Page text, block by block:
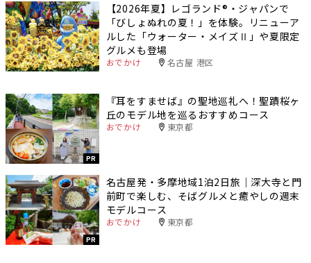
【2026年夏】レゴランド®・ジャパンで
「びしょぬれの夏！」を体験。リニューア
ルした「ウォーター・メイズⅡ」や夏限定
グルメも登場
おでかけ 名古屋 港区
PR
『耳をすませば』の聖地巡礼へ！聖蹟桜ヶ
丘のモデル地を巡るおすすめコース
おでかけ 東京都
PR
名古屋発・多摩地域1泊2日旅｜深大寺と門
前町で楽しむ、そばグルメと癒やしの週末
モデルコース
おでかけ 東京都